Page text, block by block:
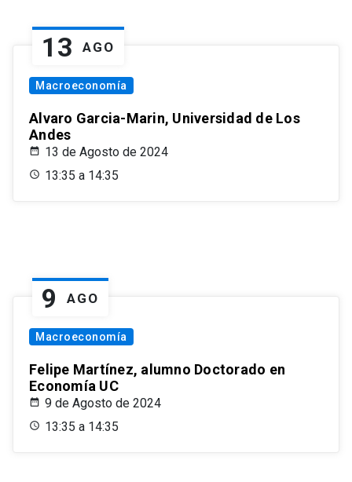
13 AGO
Macroeconomía
Alvaro Garcia-Marin, Universidad de Los
Andes
13 de Agosto de 2024
13:35 a 14:35
9 AGO
Macroeconomía
Felipe Martínez, alumno Doctorado en
Economía UC
9 de Agosto de 2024
13:35 a 14:35